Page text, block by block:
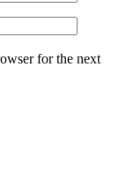
for the next